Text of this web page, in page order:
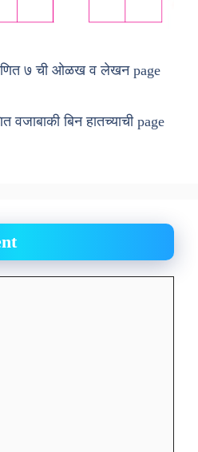
गणित ७ ची ओळख व लेखन page
वजाबाकी बिन हातच्याची page